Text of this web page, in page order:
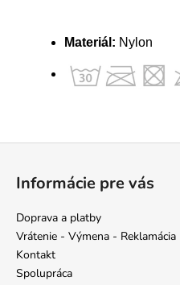
Materiál: Nylon
Informácie pre vás
Doprava a platby
Vrátenie - Výmena - Reklamácia
Kontakt
Spolupráca